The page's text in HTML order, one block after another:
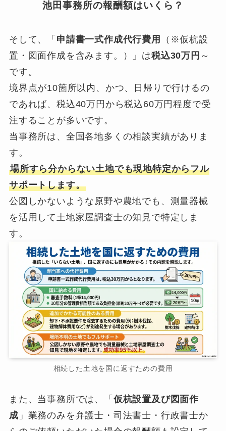
池田事務所の報酬額はいくら？
そして、「 申請書一式作成代行費用
（※仮杭設
置・図面作成を含みます。）」は税込30万円 ～
です。
境界点が10箇所以内、かつ、日帰りで行けるの
であれば、税込40万円から税込60万円程度で受
注することが多いです。
当事務所は、全国各地多くの相談実績がありま
す。
場所すら分からない土地でも現地特定からフル
サポートします。
公図しかないような原野や農地でも、測量器械
を活用して土地家屋調査士の知見で特定しま
す。
相続した土地を国に返すための費用
また、当事務所では、「 仮杭設置及び図面作
成 」業務のみを弁護士・司法書士・行政書士か